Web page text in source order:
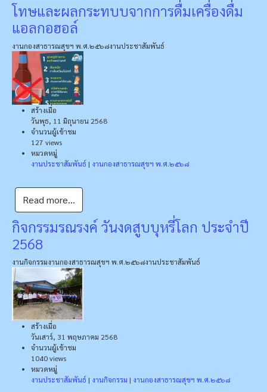
โทษและผลกระทบบจากการดื่มเครื่องดื่ม
แอลกอฮอล์
งานกองสาธารณสุขฯ พ.ศ.๒๕๖๘งานประชาสัมพันธ์
สร้างเมื่อ
วันพุธ, 11 มิถุนายน 2568
จำนวนผู้เข้าชม
127 views
หมวดหมู่
งานประชาสัมพันธ์ | งานกองสาธารณสุขฯ พ.ศ.๒๕๖๘
Read more...
กิจกรรมรณรงค์ วันงดสูบบุหรี่โลก ประจำปี
2568
งานกิจกรรมงานกองสาธารณสุขฯ พ.ศ.๒๕๖๘งานประชาสัมพันธ์
สร้างเมื่อ
วันเสาร์, 31 พฤษภาคม 2568
จำนวนผู้เข้าชม
1040 views
หมวดหมู่
งานประชาสัมพันธ์ | งานกิจกรรม | งานกองสาธารณสุขฯ พ.ศ.๒๕๖๘